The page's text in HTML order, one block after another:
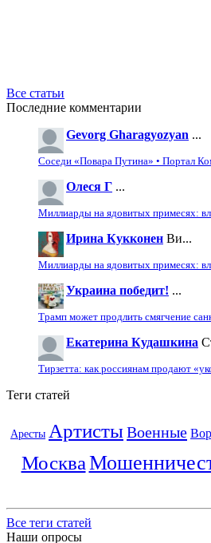
Все статьи
Последние комментарии
Gevorg Gharagyozyan ...
Соседи «Повара Путина» • Портал
Олеся Г ...
Миллиарды на ядовитых примесях:
Ирина Кукконен Ви...
Миллиарды на ядовитых примесях:
Украина победит! ...
Трамп может продлить смягчение
Екатерина Кудашкина
Тирзетта: как россиянам продают
Теги статей
Аресты АртистыВоенные
Москва
Все теги статей
Наши опросы